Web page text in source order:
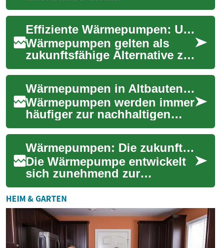
umweltfreundliche
Heiztechnologie zunehmend
an Bedeutung. Diese
fortschrittli...
Effiziente Wärmepumpen: Umweltfreundlich & sparsam
Wärmepumpen gelten als
zukunftsfähige Alternative zu
fossilen Heizsystemen: Sie
nutzen Außenluft, Erdreich
oder Grund...
Wärmepumpen in Altbauten: Effizient sanieren und heizen
Wärmepumpen werden immer
häufiger zur nachhaltigen
Heizlösung – auch bei
Altbausanierungen. Dieser
Text erklärt, welc...
Wärmepumpen: Die zukunftssichere Heizungstechnologie für Neu- und Altbauten
Die Wärmepumpe entwickelt
sich zunehmend zur
bevorzugten Heizungslösung
in Deutschland. Diese
innovative Technologie ...
HEIM & GARTEN